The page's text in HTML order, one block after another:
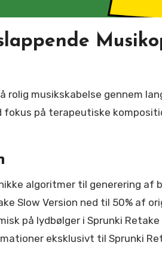
på terapeutiske
algoritmer til generering af
Slow Version ned til 50% af
på lydbølger i Sprunki Retake
eksklusivt til Sprunki